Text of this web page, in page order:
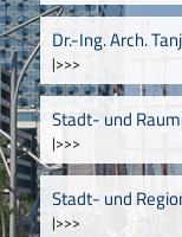
Dr.-Ing. Arch.
|>>>
Stadt- und
|>>>
Stadt- und
|>>>